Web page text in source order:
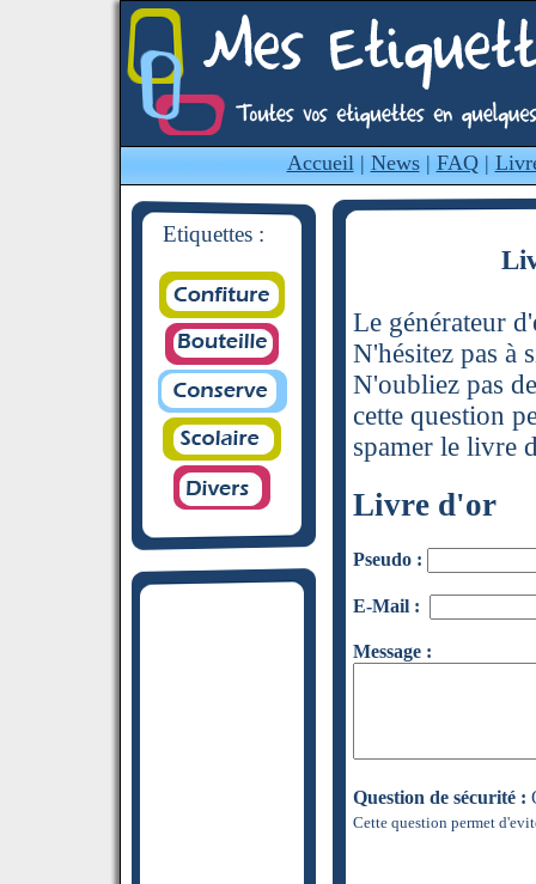
Accueil| News| FAQ|
Etiquettes :
Le générateur
N'hésitez pas à
N'oubliez pas
cette question
spamer le livre
Livre d'or
Pseudo :
E-Mail :
Message :
Question de sécurité :
Cette question permet